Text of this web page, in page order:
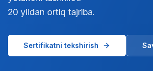
Nizom Biznes rejalar
+998 (90) 712-12-36
20 yildan ortiq tajriba.
Sertifikatni tekshirish